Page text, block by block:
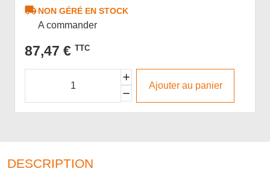
NON GÉRÉ EN STOCK
A commander
87,47 € TTC
Ajouter au panier
DESCRIPTION